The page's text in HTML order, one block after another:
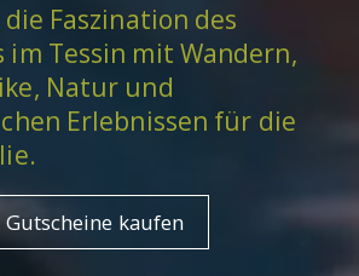
Faszination des
im Tessin mit Wandern,
Natur und
Erlebnissen für die
kaufen